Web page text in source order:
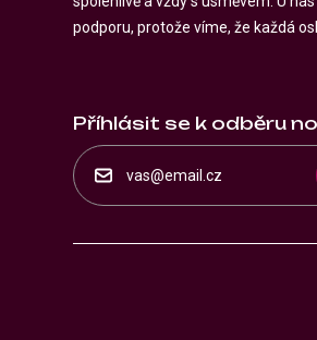
podporu, protože víme, že každá
Příhlásit se k odběru